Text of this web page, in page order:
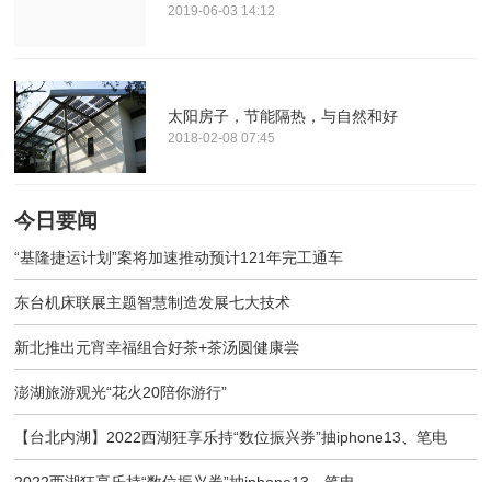
2019-06-03 14:12
太阳房子，节能隔热，与自然和好
2018-02-08 07:45
今日要闻
“基隆捷运计划”案将加速推动预计121年完工通车
东台机床联展主题智慧制造发展七大技术
新北推出元宵幸福组合好茶+茶汤圆健康尝
澎湖旅游观光“花火20陪你游行”
【台北内湖】2022西湖狂享乐持“数位振兴券”抽iphone13、笔电